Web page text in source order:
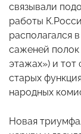
связывали
работы
располагался
саженей полок
этажах») и тот
старых
народных
Новая